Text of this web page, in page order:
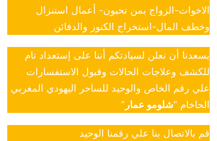
الاخوات-الزواج بمن تحبون- أعمال استنزال
وخطف المال-استخراج الكنوز والدفائن
يسعدنا أن نعلن لسيادتكم أننا على إستعداد تام
للكشف وعلاجات الحالات وقبول الاستفسارات
علي رقم الخاص والوحيد للساحر اليهودي المغربي
الحاخام “شلومو عمار ”
قم بالاتصال بنا علي رقمنا الوحيد